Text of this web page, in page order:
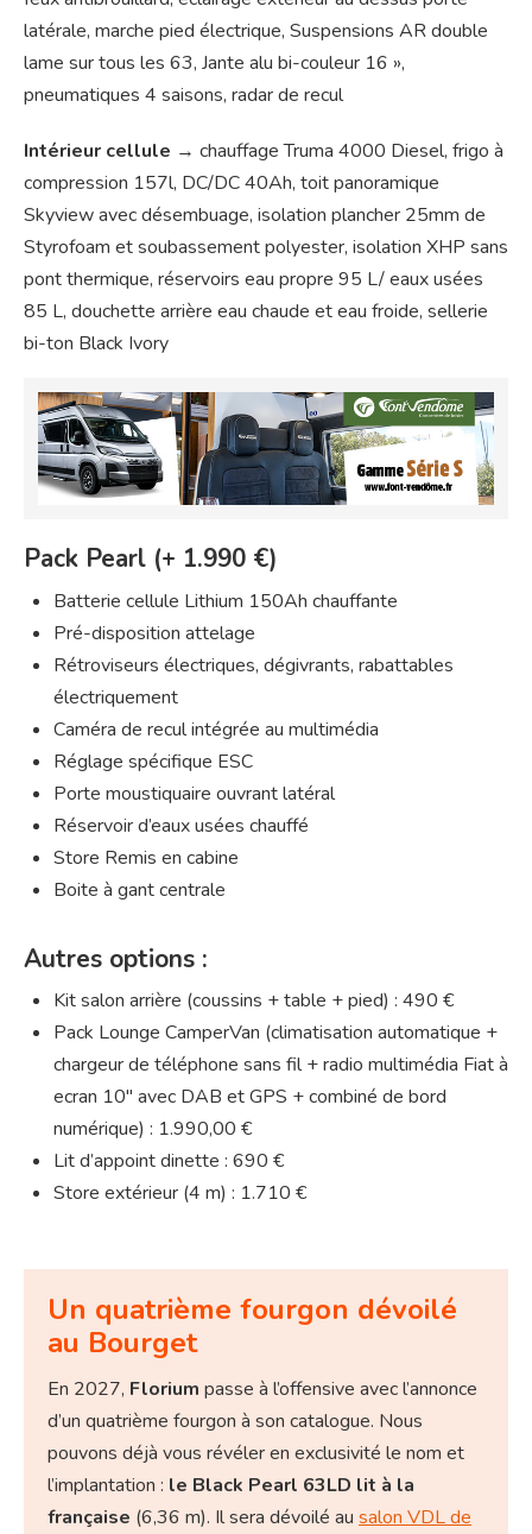
latérale, marche pied électrique, Suspensions AR double
lame sur tous les 63, Jante alu bi-couleur 16 »,
pneumatiques 4 saisons, radar de recul
Intérieur cellule → chauffage Truma 4000 Diesel, frigo à
compression 157l, DC/DC 40Ah, toit panoramique
Skyview avec désembuage, isolation plancher 25mm de
Styrofoam et soubassement polyester, isolation XHP sans
pont thermique, réservoirs eau propre 95 L/ eaux usées
85 L, douchette arrière eau chaude et eau froide, sellerie
bi-ton Black Ivory
Pack Pearl (+ 1.990 €)
Batterie cellule Lithium 150Ah chauffante
Pré-disposition attelage
Rétroviseurs électriques, dégivrants, rabattables
électriquement
Caméra de recul intégrée au multimédia
Réglage spécifique ESC
Porte moustiquaire ouvrant latéral
Réservoir d’eaux usées chauffé
Store Remis en cabine
Boite à gant centrale
Autres options :
Kit salon arrière (coussins + table + pied) : 490 €
Pack Lounge CamperVan (climatisation automatique +
chargeur de téléphone sans fil + radio multimédia Fiat à
ecran 10″ avec DAB et GPS + combiné de bord
numérique) : 1.990,00 €
Lit d’appoint dinette : 690 €
Store extérieur (4 m) : 1.710 €
Un quatrième fourgon dévoilé
au Bourget
En 2027, Florium passe à l’offensive avec l’annonce
d’un quatrième fourgon à son catalogue. Nous
pouvons déjà vous révéler en exclusivité le nom et
l’implantation : le Black Pearl 63LD lit à la
française (6,36 m). Il sera dévoilé au salon VDL de